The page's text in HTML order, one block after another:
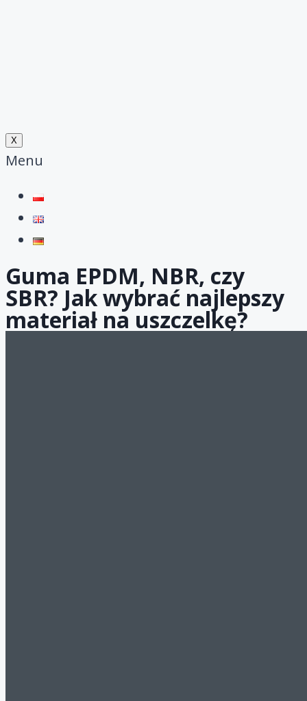
X
Menu
Guma EPDM, NBR, czy
SBR? Jak wybrać najlepszy
materiał na uszczelkę?